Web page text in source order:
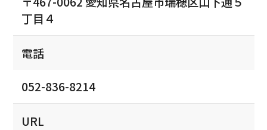
丁目４
電話
052-836-8214
URL